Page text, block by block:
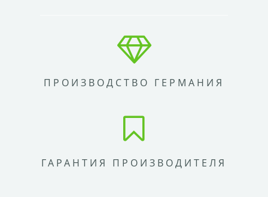
ПРОИЗВОДСТВО ГЕРМАНИЯ
ГАРАНТИЯ ПРОИЗВОДИТЕЛЯ